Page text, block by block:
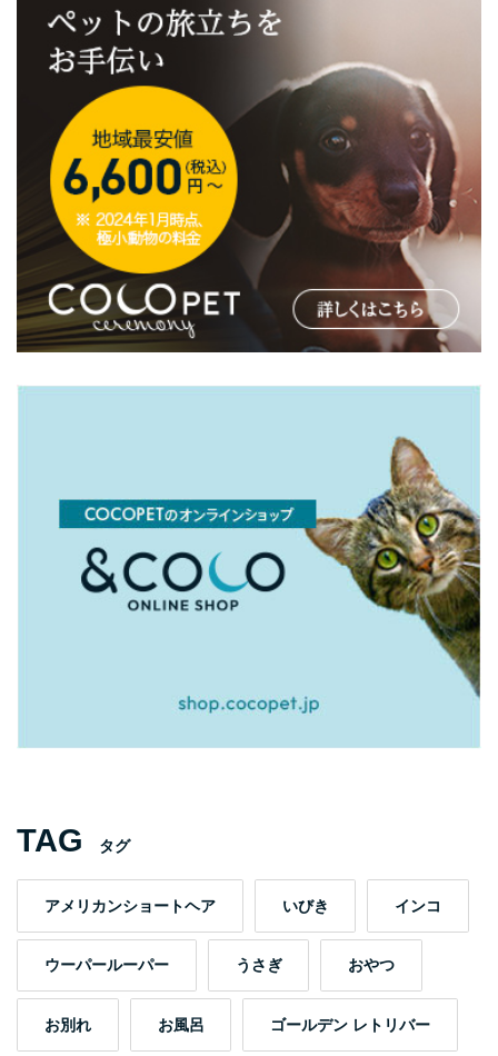
TAG タグ
アメリカンショートヘア いびき インコ
ウーパールーパー うさぎ おやつ
お別れ お風呂 ゴールデン レトリバー